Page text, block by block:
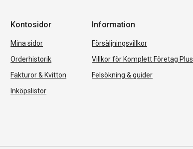
Kontosidor
Mina sidor
Orderhistorik
Fakturor & Kvitton
Inköpslistor
Information
Försäljningsvillkor
Villkor för Komplett Företag Plus
Felsökning & guider